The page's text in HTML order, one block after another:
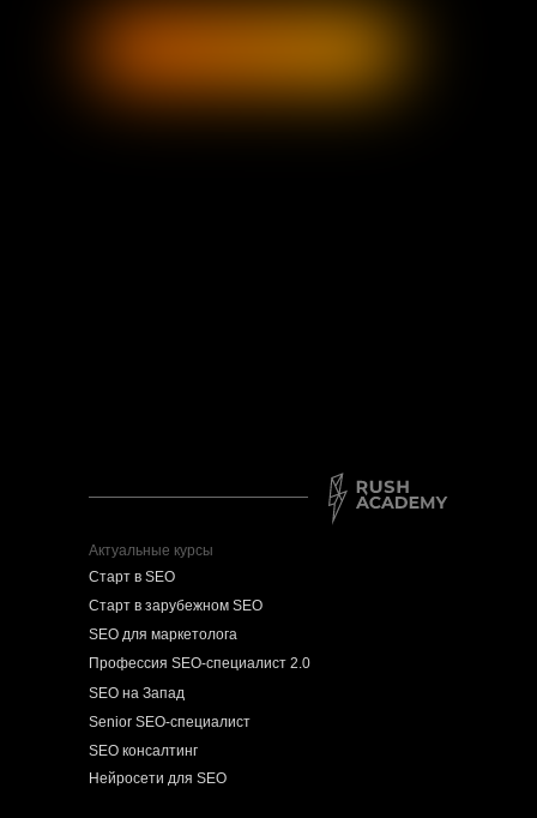
Актуальные курсы
Старт в SEO
Профессия SEO-специалист 2.0
SEO на Запад
Senior SEO-специалист
Старт в зарубежном SEO
SEO для маркетолога
SEO консалтинг
Нейросети для SEO